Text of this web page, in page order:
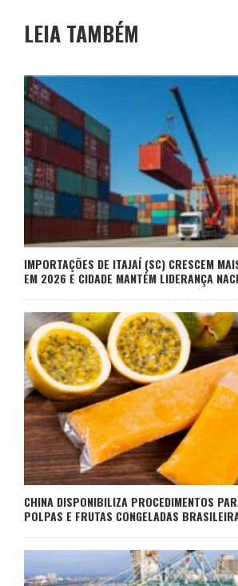
LEIA TAMBÉM
IMPORTAÇÕES DE ITAJAÍ (SC) CRESCEM
EM 2026 E CIDADE MANTÉM LIDERANÇA
CHINA DISPONIBILIZA PROCEDIMENTOS
POLPAS E FRUTAS CONGELADAS